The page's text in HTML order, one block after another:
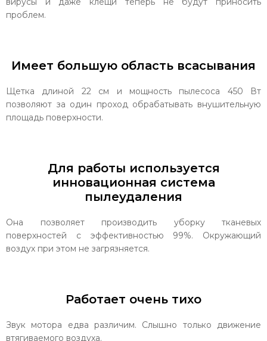
проблем.
Имеет большую область всасывания
Щетка длиной 22 см и мощность пылесоса 450 Вт
позволяют за один проход обрабатывать внушительную
площадь поверхности.
Для работы используется
инновационная система
пылеудаления
Она позволяет производить уборку тканевых
поверхностей с эффективностью 99%. Окружающий
воздух при этом не загрязняется.
Работает очень тихо
Звук мотора едва различим. Слышно только движение
втягиваемого воздуха.